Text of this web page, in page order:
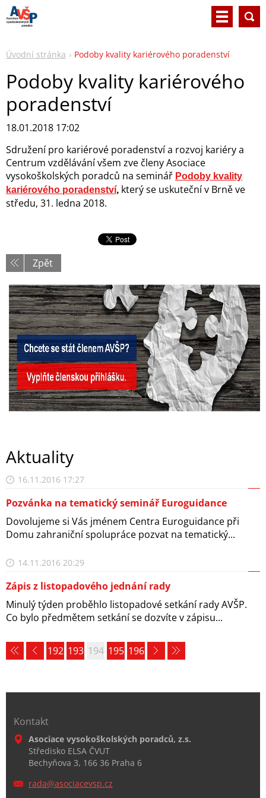
Úvodní stránka Podoby kvality kariérového poradenství
Podoby kvality kariérového
poradenství
18.01.2018 17:02
Sdružení pro kariérové poradenství a rozvoj kariéry a
Centrum vzdělávání všem zve členy Asociace
vysokoškolských poradců na seminář Podoby kvality
kariérového poradenství, který se uskuteční v Brně ve
středu, 31. ledna 2018.
Zpět
Aktuality
16.11.2016 17:27
Pozvánka na tematický seminář Euroguidance
Dovolujeme si Vás jménem Centra Euroguidance při
Domu zahraniční spolupráce pozvat na tematický...
14.11.2016 20:29
Zápis z listopadového jednání rady
Minulý týden proběhlo listopadové setkání rady AVŠP.
Co bylo předmětem setkání se dozvíte v zápisu...
192 193 194 195 196
Kontakt
Asociace vysokoškolských poradců, z.s.
Středisko ELSA ČVUT
Bechyňova 3, 166 36 Praha 6
rada@asociacevsp.cz